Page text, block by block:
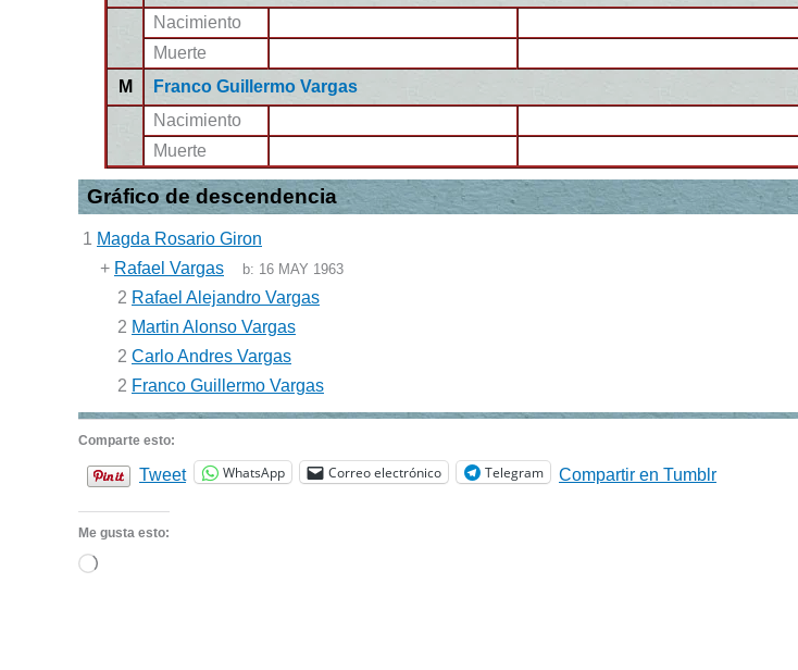
Nacimiento
Muerte
M
Franco Guillermo Vargas
Nacimiento
Muerte
Gráfico de descendencia
1 Magda Rosario Giron
+ Rafael Vargas b: 16 MAY 1963
2 Rafael Alejandro Vargas
2 Martin Alonso Vargas
2 Carlo Andres Vargas
2 Franco Guillermo Vargas
Comparte esto:
Tweet WhatsApp Correo electrónico Telegram Compartir en Tumblr
Me gusta esto:
Cargando...